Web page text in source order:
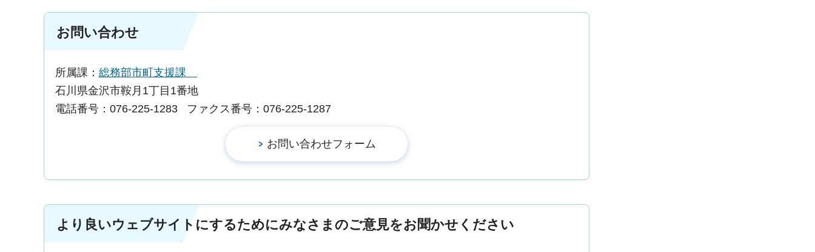
お問い合わせ
所属課： 総務部市町支援課
石川県金沢市鞍月1丁目1番地
電話番号：076-225-1283
ファクス番号：076-225-1287
より良いウェブサイトにするためにみなさまのご意見をお聞かせください